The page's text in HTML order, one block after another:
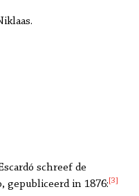
schreef de
gepubliceerd in 1876: [3]